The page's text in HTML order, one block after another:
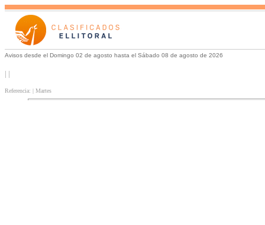
Avisos desde el Domingo 02 de agosto hasta el Sábado 08 de agosto de 2026
| |
Referencia: | Martes